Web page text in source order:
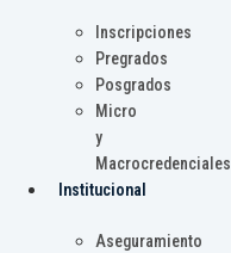
Inscripciones
Pregrados
Posgrados
Micro
y
Macrocredenciales
Institucional
Aseguramiento